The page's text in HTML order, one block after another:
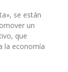
se están
un
que
la economía